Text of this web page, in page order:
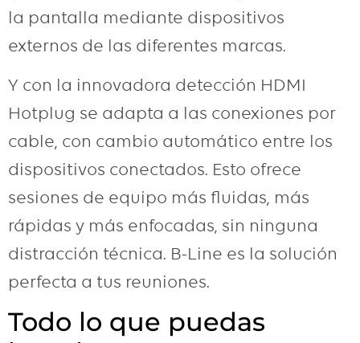
la pantalla mediante dispositivos
externos de las diferentes marcas.
Y con la innovadora detección HDMI
Hotplug se adapta a las conexiones por
cable, con cambio automático entre los
dispositivos conectados. Esto ofrece
sesiones de equipo más fluidas, más
rápidas y más enfocadas, sin ninguna
distracción técnica. B-Line es la solución
perfecta a tus reuniones.
Todo lo que puedas